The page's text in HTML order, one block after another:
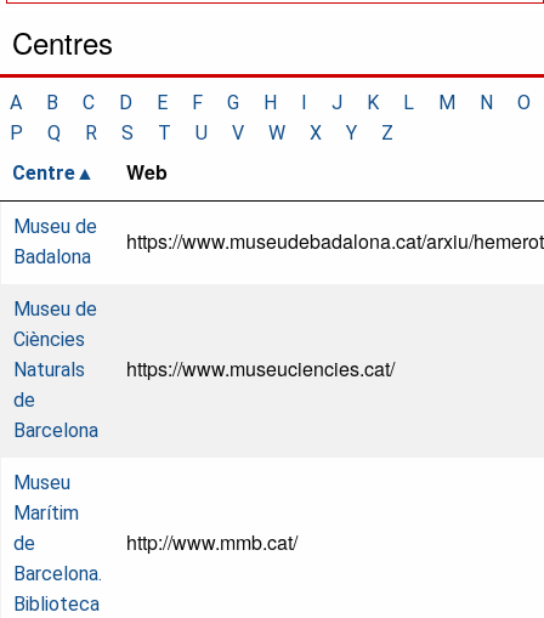
Centres
A B C D E F G H I J K L M N
O
P
Q R S T U V W X Y
Z
Centre
Web
Museu de
Badalona
https://www.museudebadalona.cat/arxiu/
Museu de
Ciències
Naturals
de
Barcelona
https://www.museuciencies.cat/
Museu
Marítim
de
Barcelona.
Biblioteca
http://www.mmb.cat/